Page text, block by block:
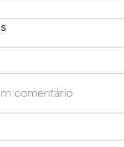
comentário